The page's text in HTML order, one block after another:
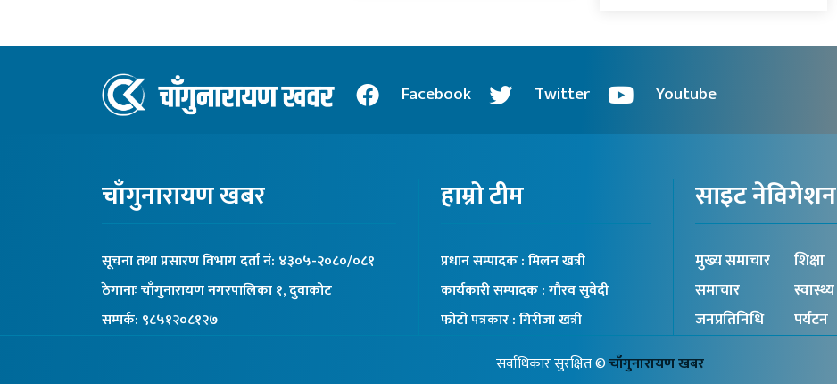
Facebook Twitter Youtube
चाँगुनारायण खबर
सूचना तथा प्रसारण विभाग दर्ता नंं: ४३०५-२०८०/०८१
ठेगानाः चाँगुनारायण नगरपालिका १, दुवाकोट
सम्पर्क: ९८५१२०८१२७
हाम्रो टीम
प्रधान सम्पादक : मिलन खत्री
कार्यकारी सम्पादक : गौरव सुवेदी
फोटो पत्रकार : गिरीजा खत्री
साइट नेविगेशन
मुख्य समाचार
समाचार
जनप्रतिनिधि
शिक्षा
स्वास्थ्य
पर्यटन
सर्वाधिकार सुरक्षित ©चाँगुनारायण खबर